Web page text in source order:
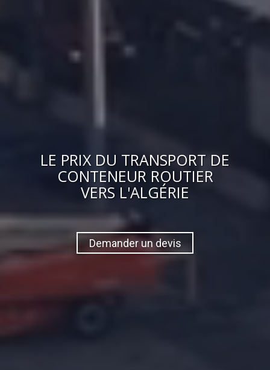
LE PRIX DU TRANSPORT DE
CONTENEUR ROUTIER
VERS L'ALGÉRIE
Demander un devis